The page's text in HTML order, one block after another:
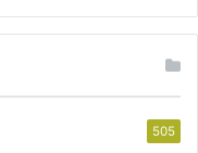
505